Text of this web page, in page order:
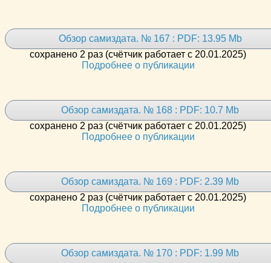
Обзор самиздата. № 167 : PDF: 13.95 Mb
сохранено 2 раз (счётчик работает с 20.01.2025)
Подробнее о публикации
Обзор самиздата. № 168 : PDF: 10.7 Mb
сохранено 2 раз (счётчик работает с 20.01.2025)
Подробнее о публикации
Обзор самиздата. № 169 : PDF: 2.39 Mb
сохранено 2 раз (счётчик работает с 20.01.2025)
Подробнее о публикации
Обзор самиздата. № 170 : PDF: 1.99 Mb